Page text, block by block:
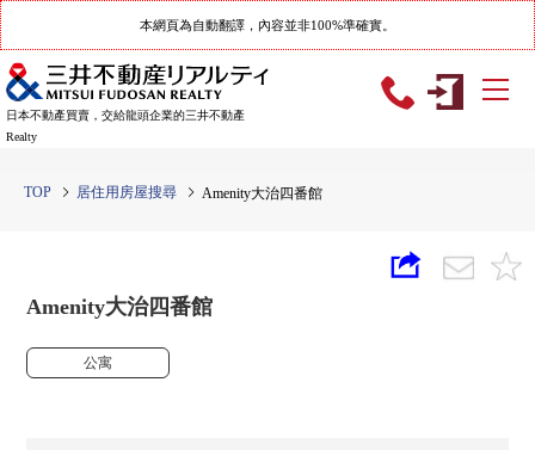
本網頁為自動翻譯，內容並非100%準確實。
日本不動產買賣，交給龍頭企業的三井不動產
Realty
TOP 居住用房屋搜尋 Amenity大治四番館
Amenity大治四番館
公寓